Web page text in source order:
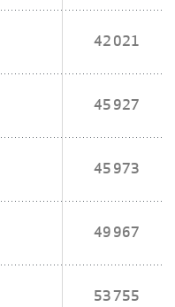
42 021
45 927
45 973
49 967
53 755